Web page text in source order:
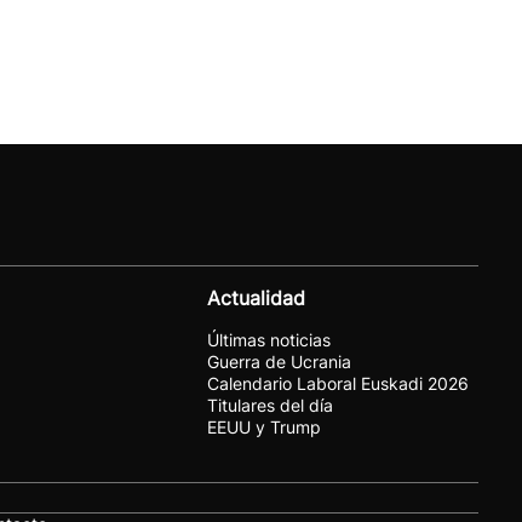
Actualidad
Últimas noticias
Guerra de Ucrania
Calendario Laboral Euskadi 2026
Titulares del día
EEUU y Trump